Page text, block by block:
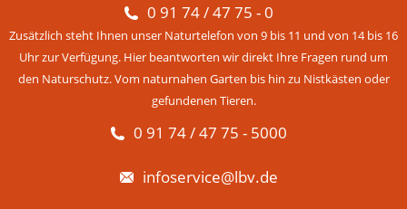
0 91 74 / 47 75 - 0
Zusätzlich steht Ihnen unser Naturtelefon von 9 bis 11 und von 14 bis 16
Uhr zur Verfügung. Hier beantworten wir direkt Ihre Fragen rund um
den Naturschutz. Vom naturnahen Garten bis hin zu Nistkästen oder
gefundenen Tieren.
0 91 74 / 47 75 - 5000
infoservice@lbv.de